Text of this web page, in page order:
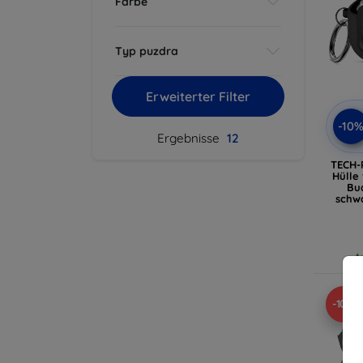
Typ puzdra
Erweiterter Filter
Ergebnisse 12
-10%
Hülle
-10%